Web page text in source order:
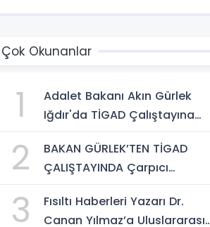
Çok Okunanlar
1
Adalet Bakanı Akın Gürlek
Iğdır'da TİGAD Çalıştayına
Sosyal Medya Düzenlemesi
Mesajı
2
BAKAN GÜRLEK’TEN TİGAD
ÇALIŞTAYINDA Çarpıcı
Yeni Bir Aydınlığa Uyanacağız"
3
Fısıltı Haberleri Yazarı Dr.
Canan Yılmaz’a Uluslararası